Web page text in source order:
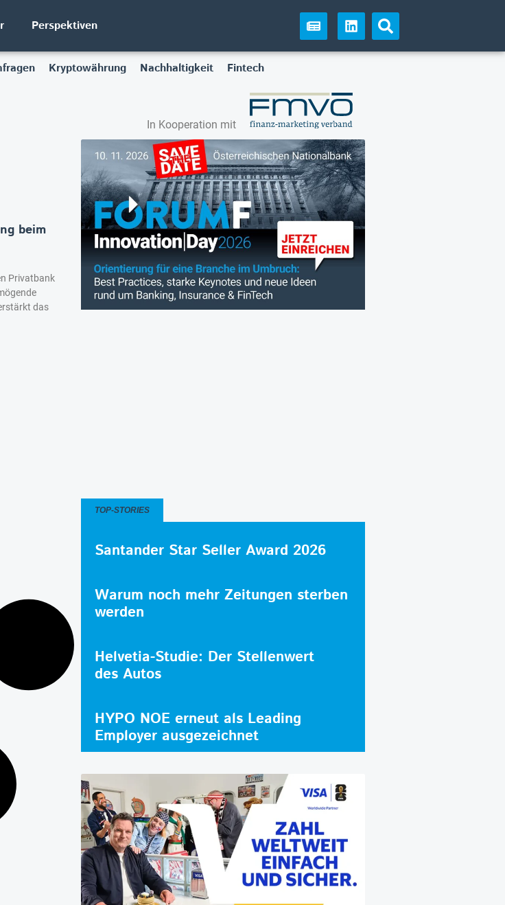
Perspektiven
Kryptowährung Nachhaltigkeit Fintech
In Kooperation mit
beim
Privatbank
das
TOP-STORIES
Santander Star Seller Award 2026
Warum noch mehr Zeitungen sterben
werden
Helvetia-Studie: Der Stellenwert
des Autos
HYPO NOE erneut als Leading
Employer ausgezeichnet